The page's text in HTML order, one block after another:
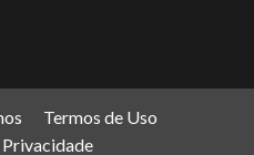
Termos de Uso